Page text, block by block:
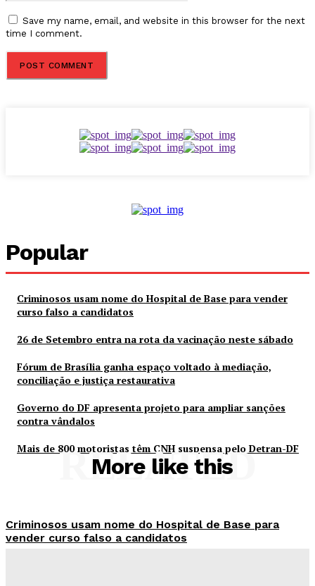
Save my name, email, and website in this browser for the next
time I comment.
Popular
Criminosos usam nome do Hospital de Base para vender
curso falso a candidatos
26 de Setembro entra na rota da vacinação neste sábado
Fórum de Brasília ganha espaço voltado à mediação,
conciliação e justiça restaurativa
Governo do DF apresenta projeto para ampliar sanções
contra vândalos
Mais de 800 motoristas têm CNH suspensa pelo Detran-DF
More like this
RELATED
Criminosos usam nome do Hospital de Base para
vender curso falso a candidatos